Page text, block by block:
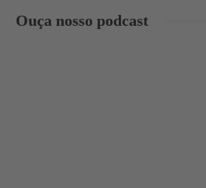
Ouça nosso podcast